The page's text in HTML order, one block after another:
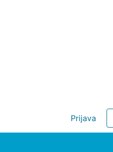
Prijava